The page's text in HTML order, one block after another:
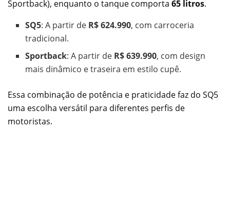
Sportback), enquanto o tanque comporta 65 litros.
SQ5: A partir de R$ 624.990, com carroceria
tradicional.
Sportback: A partir de R$ 639.990, com design
mais dinâmico e traseira em estilo cupê.
Essa combinação de potência e praticidade faz do SQ5
uma escolha versátil para diferentes perfis de
motoristas.